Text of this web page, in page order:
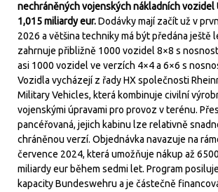
nechráněných vojenských nákladních vozidel
1,015 miliardy eur.Dodávky mají začít už v
2026 a většina techniky má být předána ještě
zahrnuje přibližně 1000 vozidel 8×8 s
asi 1000 vozidel ve verzích 4×4 a 6×6 s
Vozidla vycházejí z řady HX společnosti
Military Vehicles, která kombinuje civilní
vojenskými úpravami pro provoz v terénu.
pancéřovaná, jejich kabinu lze relativně
chráněnou verzí. Objednávka navazuje na
července 2024, která umožňuje nákup až
miliardy eur během sedmi let. Program
kapacity Bundeswehru a je částečně